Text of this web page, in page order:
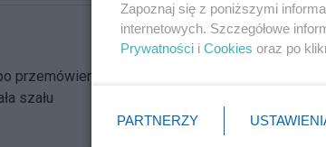
przemówieniu Nawrockiego.
szału
Zapoznaj się z poniższymi
internetowych. Szczegółowe
Prywatności i Cookies oraz po
PARTNERZY